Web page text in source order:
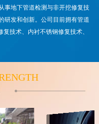
事地下管道检测与非开挖修复技
研发和创新。公司目前拥有管道
技术、内衬不锈钢修复技术、